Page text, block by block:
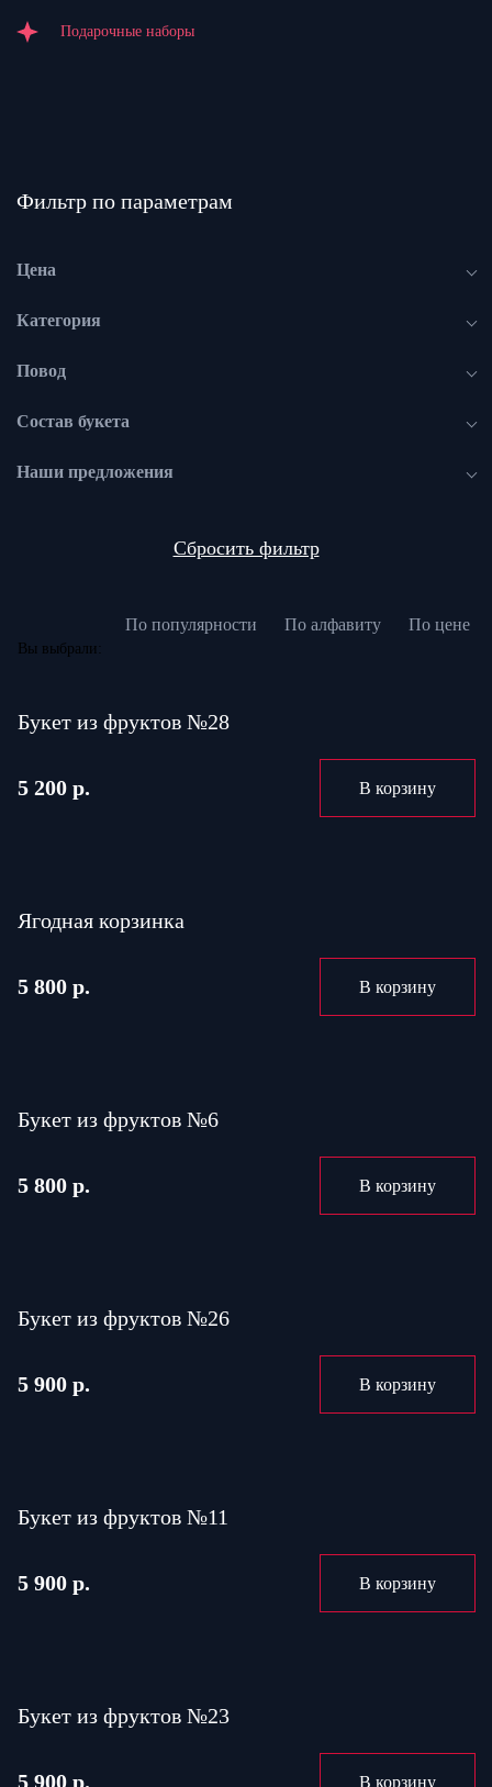
Подарочные наборы
Фильтр по параметрам
Цена
Категория
Повод
Состав букета
Наши предложения
Сбросить фильтр
По популярности По алфавиту По цене
Вы выбрали:
Букет из фруктов №28
5 200 р. В корзину
Ягодная корзинка
5 800 р. В корзину
Букет из фруктов №6
5 800 р. В корзину
Букет из фруктов №26
5 900 р. В корзину
Букет из фруктов №11
5 900 р. В корзину
Букет из фруктов №23
5 900 р. В корзину